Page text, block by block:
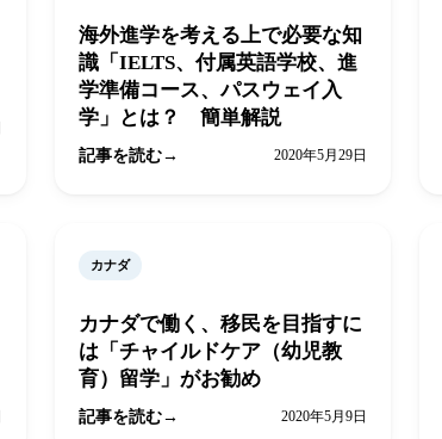
海外進学を考える上で必要な知
識「IELTS、付属英語学校、進
学準備コース、パスウェイ入
学」とは？ 簡単解説
記事を読む 2020年5月29日
カナダ
カナダで働く、移民を目指すに
は「チャイルドケア（幼児教
育）留学」がお勧め
記事を読む 2020年5月9日